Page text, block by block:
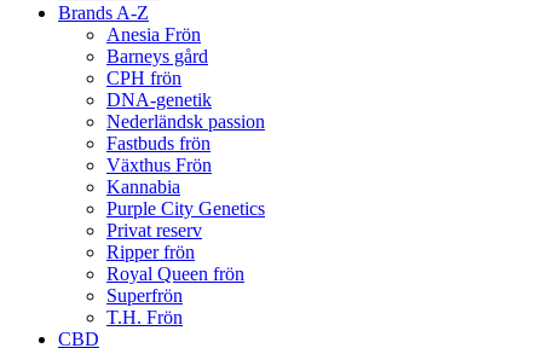
Brands A-Z
Anesia Frön
Barneys gård
CPH frön
DNA-genetik
Nederländsk passion
Fastbuds frön
Växthus Frön
Kannabia
Purple City Genetics
Privat reserv
Ripper frön
Royal Queen frön
Superfrön
T.H. Frön
CBD